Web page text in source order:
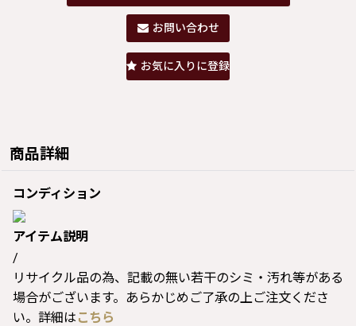
お問い合わせ
お気に入りに登録
商品詳細
コンディション
アイテム説明
/
リサイクル品の為、記載の無い若干のシミ・汚れ等がある
場合がございます。あらかじめご了承の上ご注文くださ
い。詳細は こちら